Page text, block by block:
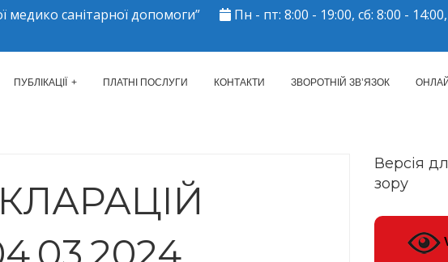
санітарної допомоги”
Пн - пт: 8:00 - 19:00, сб: 8:00 -
МІСЬКИЙ ЦЕНТР ПМСД"
ПУБЛІКАЦІЇ ПЛАТНІ ПОСЛУГИ КОНТАКТИ ЗВОРОТНІЙ ЗВ’ЯЗОК
Версія
зору